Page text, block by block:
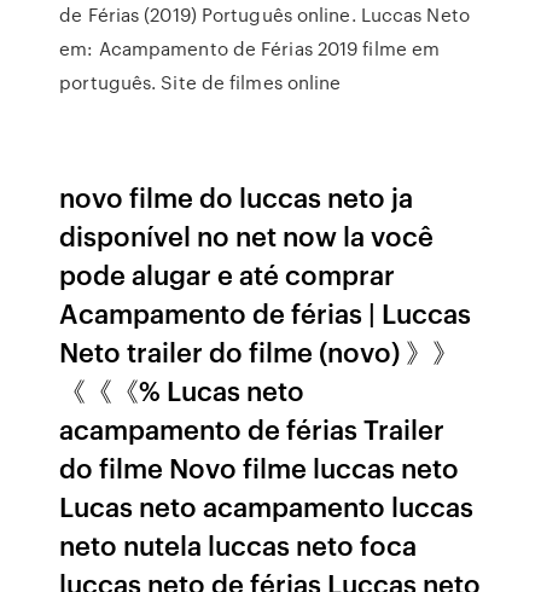
de Férias (2019) Português online. Luccas Neto
em: Acampamento de Férias 2019 filme em
português. Site de filmes online
novo filme do luccas neto ja
disponível no net now la você
pode alugar e até comprar
Acampamento de férias | Luccas
Neto trailer do filme (novo) 》》
《《《% Lucas neto
acampamento de férias Trailer
do filme Novo filme luccas neto
Lucas neto acampamento luccas
neto nutela luccas neto foca
luccas neto de férias Luccas neto